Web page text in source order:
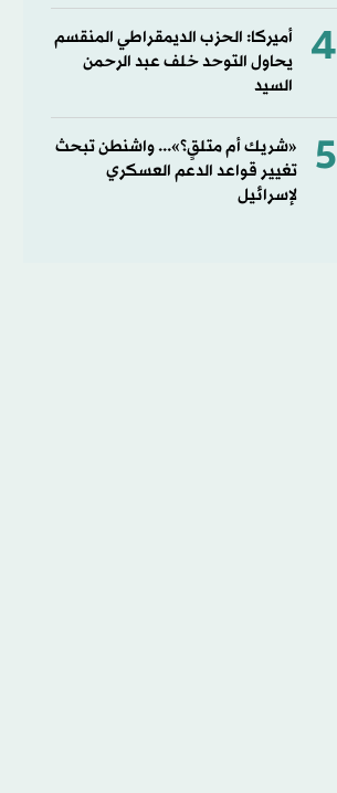
4
أميركا: الحزب الديمقراطي المنقسم
يحاول التوحد خلف عبد الرحمن
السيد
5
«شريك أم متلقٍ؟»... واشنطن تبحث
تغيير قواعد الدعم العسكري
لإسرائيل